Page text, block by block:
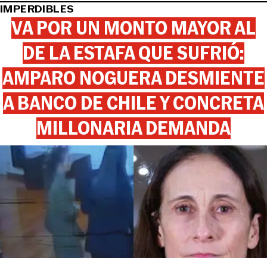
IMPERDIBLES
VA POR UN MONTO MAYOR AL
DE LA ESTAFA QUE SUFRIÓ:
AMPARO NOGUERA DESMIENTE
A BANCO DE CHILE Y CONCRETA
MILLONARIA DEMANDA